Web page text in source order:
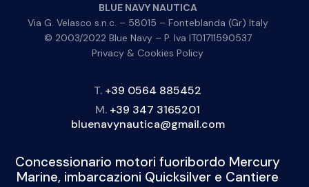
BLUE NAVY NAUTICA
Via G. Velasco s.n.c. – 58015 – Fonteblanda (Gr) Italy
© 2003/2022 Blue Navy – P. Iva IT01711590537
Privacy & Cookies Policy
T. +39 0564 885452
M. +39 347 3165201
bluenavynautica@gmail.com
Concessionario motori fuoribordo Mercury
Marine, imbarcazioni Quicksilver e Cantiere